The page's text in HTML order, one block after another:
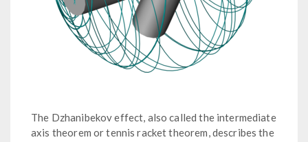
The Dzhanibekov effect, also called the intermediate
axis theorem or tennis racket theorem, describes the